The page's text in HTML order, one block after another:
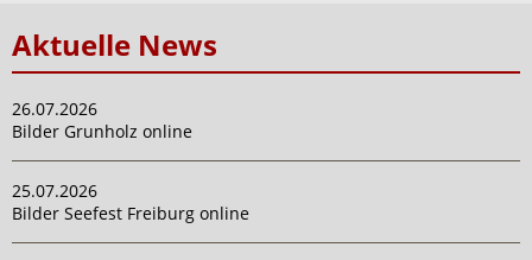
Aktuelle News
26.07.2026
Bilder Grunholz online
25.07.2026
Bilder Seefest Freiburg online